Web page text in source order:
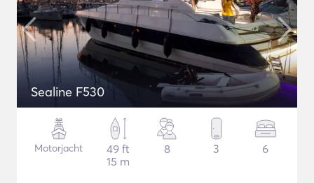
Sealine F530
Motorjacht
49 ft
15 m
8 3 6